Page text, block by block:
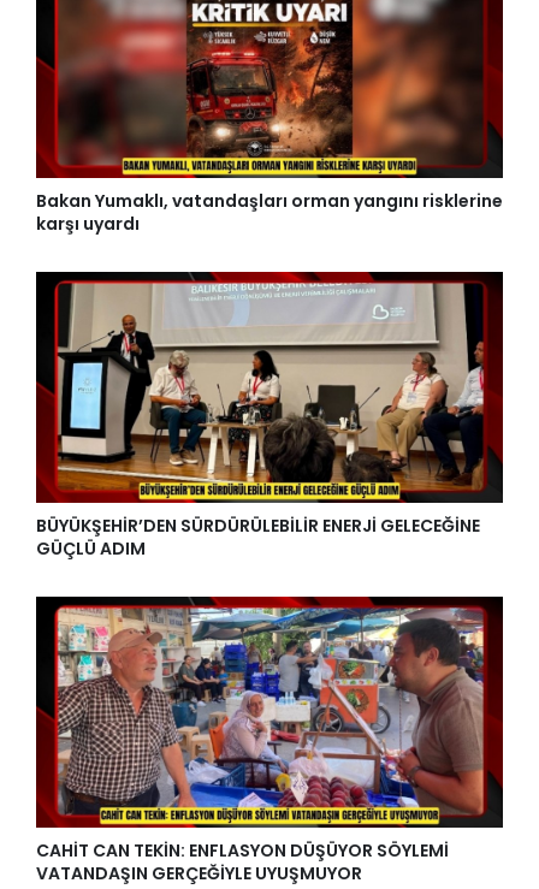
Bakan Yumaklı, vatandaşları orman yangını risklerine
karşı uyardı
BÜYÜKŞEHİR’DEN SÜRDÜRÜLEBİLİR ENERJİ GELECEĞİNE
GÜÇLÜ ADIM
CAHİT CAN TEKİN: ENFLASYON DÜŞÜYOR SÖYLEMİ
VATANDAŞIN GERÇEĞİYLE UYUŞMUYOR